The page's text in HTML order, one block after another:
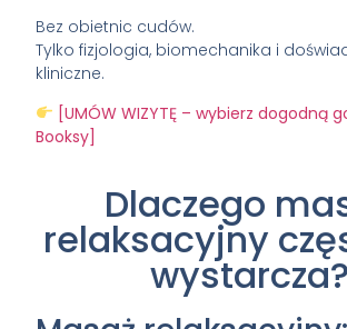
Bez obietnic cudów.
Tylko fizjologia, biomechanika i
kliniczne.
[UMÓW WIZYTĘ – wybierz dogodną
Booksy]
Dlaczego
relaksacyjny
wystarcza?